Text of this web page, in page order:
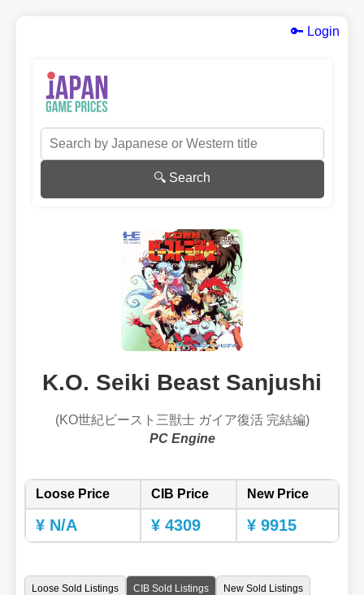
🔑 Login
🔍 Search
K.O. Seiki Beast Sanjushi
(KO世紀ビースト三獣士 ガイア復活 完結編)
PC Engine
Loose Price CIB Price New Price
¥ N/A ¥ 4309 ¥ 9915
Loose Sold Listings CIB Sold Listings New Sold Listings